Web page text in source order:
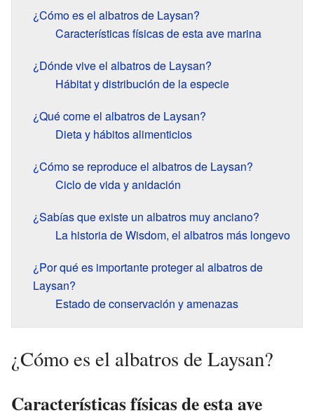
¿Cómo es el albatros de Laysan?
Características físicas de esta ave marina
¿Dónde vive el albatros de Laysan?
Hábitat y distribución de la especie
¿Qué come el albatros de Laysan?
Dieta y hábitos alimenticios
¿Cómo se reproduce el albatros de Laysan?
Ciclo de vida y anidación
¿Sabías que existe un albatros muy anciano?
La historia de Wisdom, el albatros más longevo
¿Por qué es importante proteger al albatros de
Laysan?
Estado de conservación y amenazas
¿Cómo es el albatros de Laysan?
Características físicas de esta ave